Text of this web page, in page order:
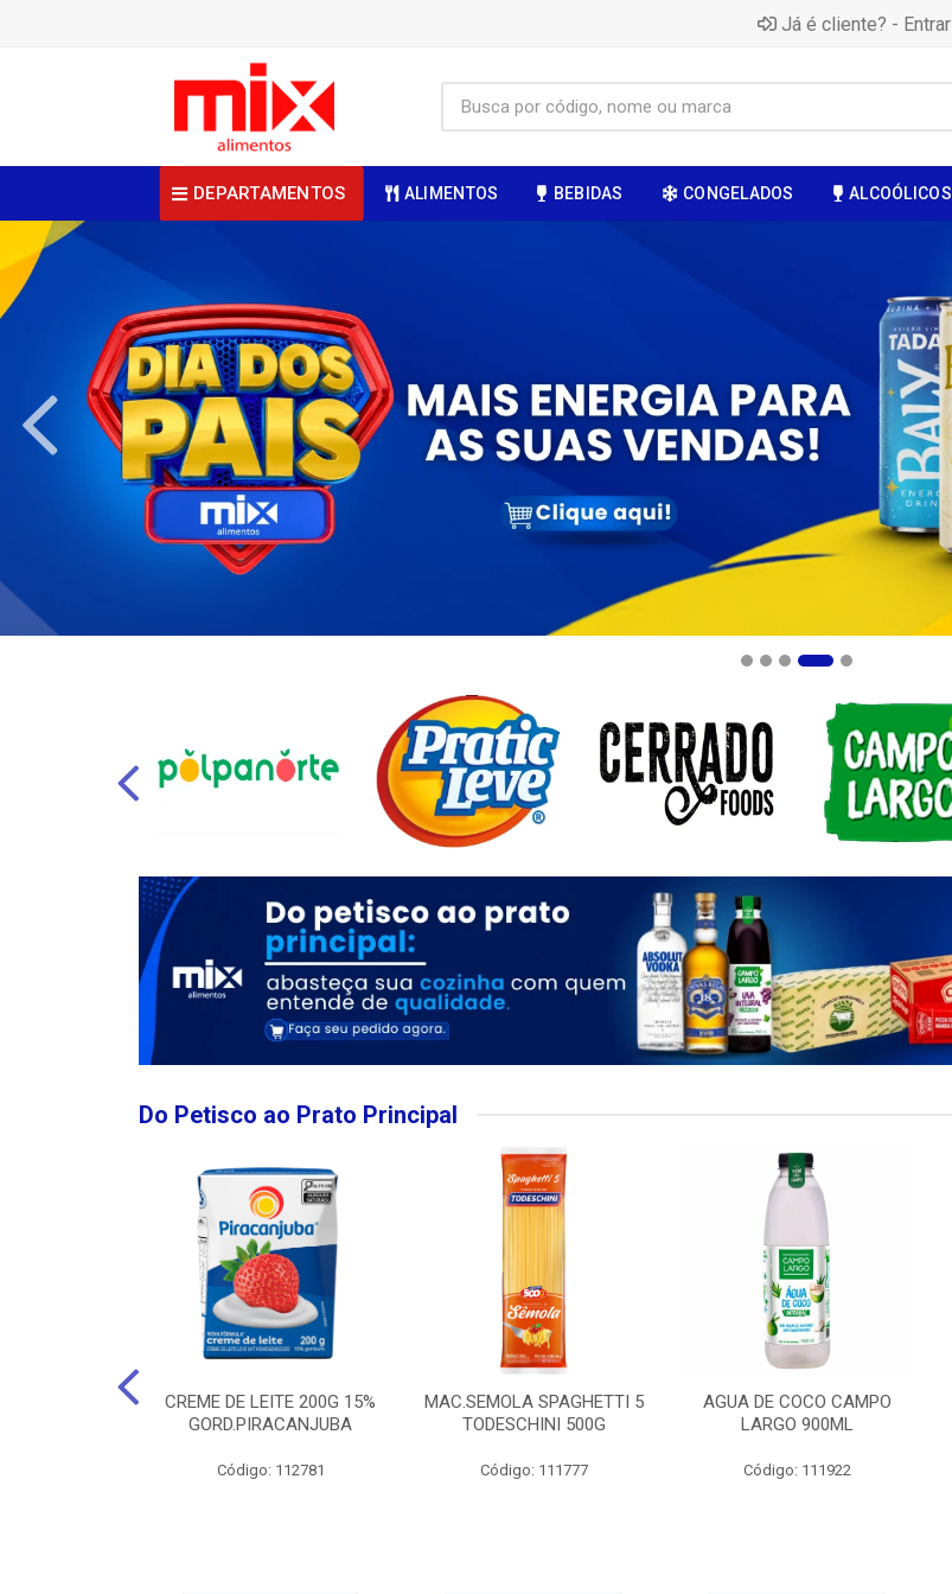
Já é cliente? - Entrar
DEPARTAMENTOS ALIMENTOS BEBIDAS CONGELADOS ALCOÓLICOS
Do Petisco ao Prato Principal
CREME DE LEITE 200G 15%
GORD.PIRACANJUBA
Código: 112781
MAC.SEMOLA SPAGHETTI 5
TODESCHINI 500G
Código: 111777
AGUA DE COCO CAMPO
LARGO 900ML
Código: 111922